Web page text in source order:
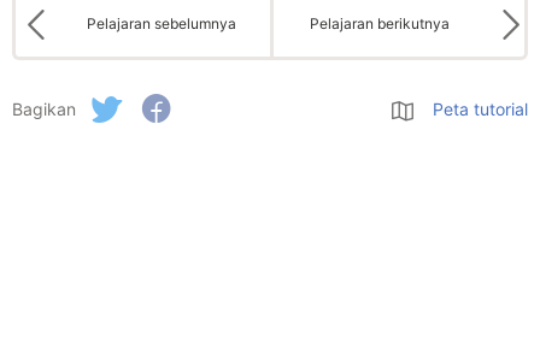
Pelajaran sebelumnya Pelajaran berikutnya
Bagikan Peta tutorial